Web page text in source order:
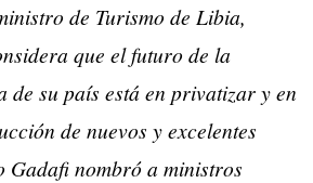
de Turismo de Libia,
que el futuro de la
de su país está en privatizar y en
de nuevos y excelentes
Gadafi nombró a ministros